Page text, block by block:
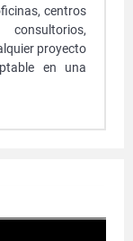
centros
proyecto
en una